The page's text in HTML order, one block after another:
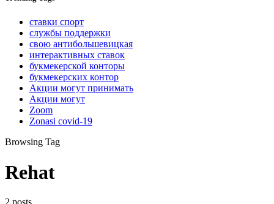
ставки спорт
службы поддержки
свою антибольшевицкая
интерактивных ставок
букмекерской конторы
букмекерских контор
Акции могут принимать
Акции могут
Zoom
Zonasi covid-19
Browsing Tag
Rehat